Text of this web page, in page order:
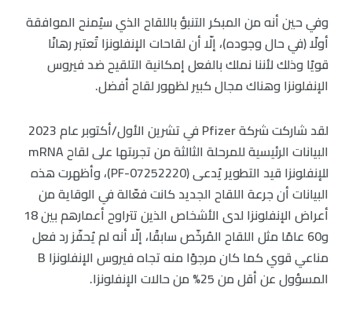
وفي حين أنه من المبكر التنبؤ باللقاح الذي سيُمنح الموافقة
أولًا (في حال وجوده)، إلّا أن لقاحات الإنفلونزا تُعتبر رهانًا
قويًا وذلك لأننا نملك بالفعل إمكانية التلقيح ضد فيروس
الإنفلونزا وهناك مجال كبير لظهور لقاح أفضل.
لقد شاركت شركة Pfizer في تشرين الأول/أكتوبر عام 2023
البيانات الرئيسية للمرحلة الثالثة من تجربتها على لقاح mRNA
للإنفلونزا قيد التطوير يُدعى (PF-07252220)، وأظهرت هذه
البيانات أن جرعة اللقاح الجديد كانت فعّالة في الوقاية من
أعراض الإنفلونزا لدى الأشخاص الذين تتراوح أعمارهم بين 18
و60 عامًا مثل اللقاح المُرخّص سابقًا، إلّا أنه لم يُحفّز رد فعل
مناعي قوي كما كان مرجوًا منه تجاه فيروس الإنفلونزا B
المسؤول عن أقل من 25% من حالات الإنفلونزا.